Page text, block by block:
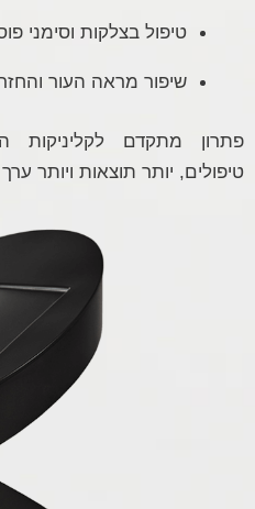
טיפול בצלקות וסימני
שיפור מראה העור
פתרון מתקדם לקליניקות
טיפולים, יותר תוצאות ויותר